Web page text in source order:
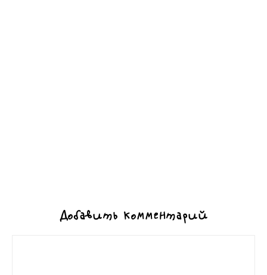
Добавить комментарий